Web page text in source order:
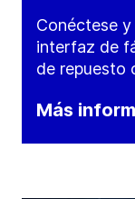
Conéctese y
interfaz de
de repuesto
Más